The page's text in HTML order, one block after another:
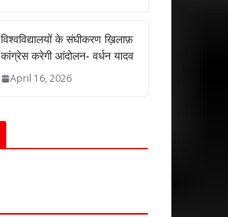
विश्वविद्यालयों के संघीकरण ख़िलाफ़
कांग्रेस करेगी आंदोलन- वर्धन यादव
April 16, 2026